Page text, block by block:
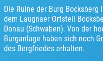
Die Ruine der Burg
dem Laugnaer Ortsteil
Donau (Schwaben). Von der
Burganlage haben sich noch
des Bergfriedes erhalten.